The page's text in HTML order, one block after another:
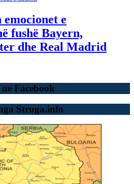
e
fushë Bayern,
dhe Real Madrid
Facebook
Struga.info